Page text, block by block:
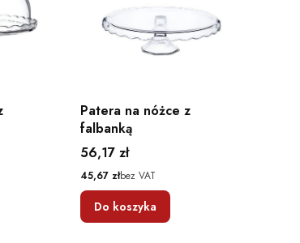
Patera na nóżce z
falbanką
Cena
56,17 zł
Cena
45,67 złbez VAT
Do koszyka